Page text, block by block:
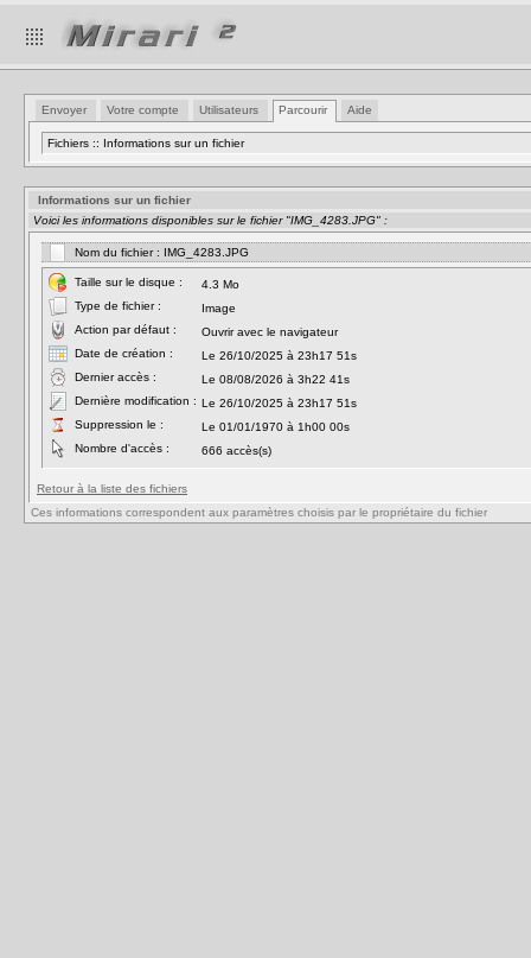
Envoyer Votre compte Utilisateurs Parcourir Aide
Fichiers :: Informations sur un fichier
Informations sur un fichier
Voici les informations disponibles sur le fichier "IMG_4283.JPG" :
Nom du fichier : IMG_4283.JPG
Taille sur le disque :
4.3 Mo
Type de fichier :
Image
Action par défaut :
Ouvrir avec le navigateur
Date de création :
Le 26/10/2025 à 23h17 51s
Dernier accès :
Le 08/08/2026 à 3h22 41s
Dernière modification : Le 26/10/2025 à 23h17 51s
Suppression le :
Le 01/01/1970 à 1h00 00s
Nombre d'accès :
666 accès(s)
Retour à la liste des fichiers
Ces informations correspondent aux paramètres choisis par le propriétaire du fichier